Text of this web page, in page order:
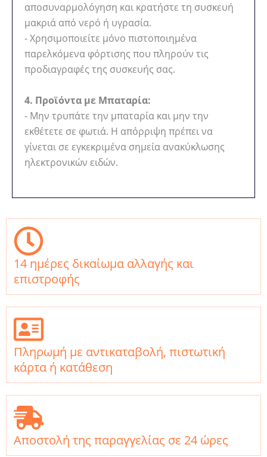
αποσυναρμολόγηση και κρατήστε τη συσκευή
μακριά από νερό ή υγρασία.
- Χρησιμοποιείτε μόνο πιστοποιημένα
παρελκόμενα φόρτισης που πληρούν τις
προδιαγραφές της συσκευής σας.
4. Προϊόντα με Μπαταρία:
- Μην τρυπάτε την μπαταρία και μην την
εκθέτετε σε φωτιά. Η απόρριψη πρέπει να
γίνεται σε εγκεκριμένα σημεία ανακύκλωσης
ηλεκτρονικών ειδών.
14 ημέρες δικαίωμα αλλαγής και
επιστροφής
Πληρωμή με αντικαταβολή, πιστωτική
κάρτα ή κατάθεση
Αποστολή της παραγγελίας σε 24 ώρες